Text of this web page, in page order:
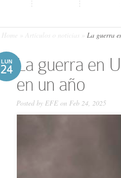
Home Artículos o noticias La guerra
LUN
24 La guerra en
en un año
Posted by EFE on Feb 24, 2025